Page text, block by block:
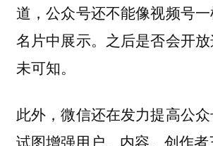
道，公众号还不能像视频号
名片中展示。之后是否会开
未可知。
此外，微信还在发力提高公众
试图增强用户、内容、创作者